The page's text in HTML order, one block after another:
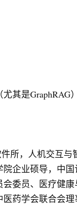
其是
所，人机交互
企业硕导，中
委员、医疗健
药学会联合会